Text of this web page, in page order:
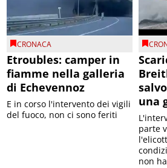
CRONACA
Etroubles: camper in
fiamme nella galleria
di Echevennoz
E in corso l'intervento dei vigili
del fuoco, non ci sono feriti
una
parte
non